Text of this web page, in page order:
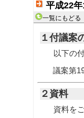
平成22年
一覧にもどる
１付議案
以下の
議案第
２資料
資料を